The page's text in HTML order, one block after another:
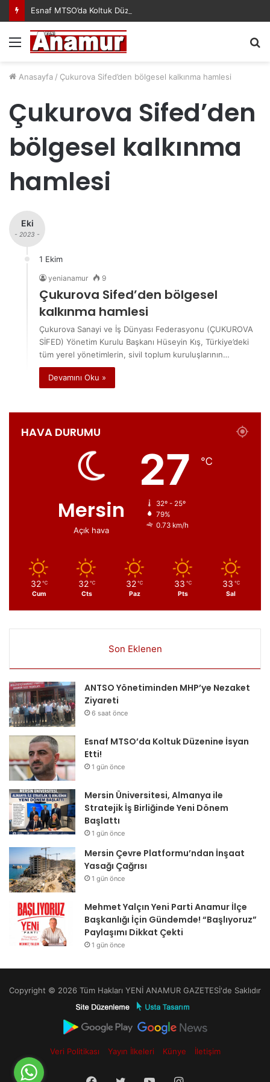
Esnaf MTSO’da Koltuk Düzenine İsyan Etti!
Menü
Anasayfa / Çukurova Sifed’den bölgesel kalkınma hamlesi
Çukurova Sifed’den
bölgesel kalkınma
hamlesi
Eki
- 2023 -
1 Ekim
yenianamur 9
Çukurova Sifed’den bölgesel
kalkınma hamlesi
Çukurova Sanayi ve İş Dünyası Federasyonu (ÇUKUROVA
SİFED) Yönetim Kurulu Başkanı Hüseyin Kış, Türkiye’deki
tüm yerel yönetimlerin, sivil toplum kuruluşlarının…
Devamını Oku »
HAVA DURUMU
Mersin
Açık hava
27 ℃
32º - 25º
79%
0.73 km/h
32 ℃
Cum
32 ℃
Cts
32 ℃
Paz
33 ℃
Pts
33 ℃
Sal
Son Eklenen
ANTSO Yönetiminden MHP’ye Nezaket
Ziyareti
6 saat önce
Esnaf MTSO’da Koltuk Düzenine İsyan
Etti!
1 gün önce
Mersin Üniversitesi, Almanya ile
Stratejik İş Birliğinde Yeni Dönem
Başlattı
1 gün önce
Mersin Çevre Platformu’ndan İnşaat
Yasağı Çağrısı
1 gün önce
Mehmet Yalçın Yeni Parti Anamur İlçe
Başkanlığı İçin Gündemde! “Başlıyoruz”
Paylaşımı Dikkat Çekti
1 gün önce
Copyright © 2026 Tüm Hakları YENİ ANAMUR GAZETESİ'de Saklıdır
Veri Politikası Yayın İlkeleri Künye İletişim